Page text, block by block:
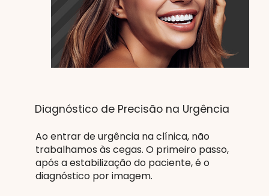
Diagnóstico de Precisão na Urgência
Ao entrar de urgência na clínica, não
trabalhamos às cegas. O primeiro passo,
após a estabilização do paciente, é o
diagnóstico por imagem.